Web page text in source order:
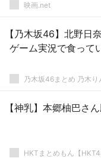
映画.net
【乃木坂46】北野日
ゲーム実況で食って
乃木坂46まとめ 乃木り
【神乳】本郷柚巴さ
HKTまとめもん【